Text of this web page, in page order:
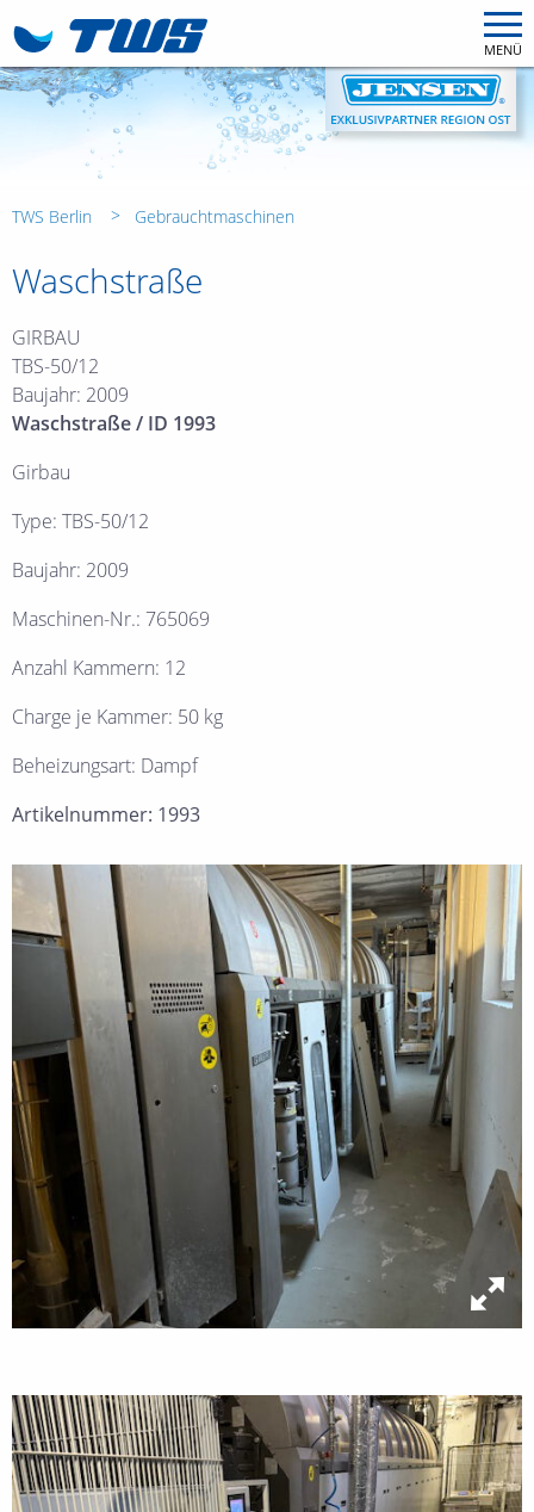
MENÜ
TWS Berlin Gebrauchtmaschinen
Waschstraße
GIRBAU
TBS-50/12
Baujahr: 2009
Waschstraße / ID 1993
Girbau
Type: TBS-50/12
Baujahr: 2009
Maschinen-Nr.: 765069
Anzahl Kammern: 12
Charge je Kammer: 50 kg
Beheizungsart: Dampf
Artikelnummer: 1993